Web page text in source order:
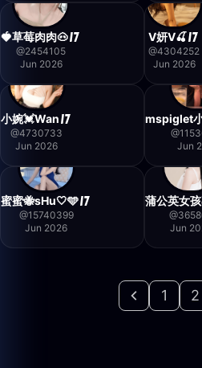
🍓草莓肉肉🐽
@2454105
Jun 2026
V妍V🍒
@4304252
Jun 2026
小婉💓Wan
@4730733
Jun 2026
mspiglet
@
Jun
蜜蜜🐝sHu🤍🩵
@15740399
Jun 2026
蒲公英女
@
Jun
1 2